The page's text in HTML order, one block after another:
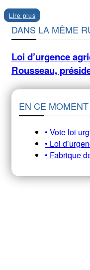
Lire plus
DANS LA MÊME
Loi d’urgence
Rousseau,
EN CE MOMENT
• Vote loi
• Loi
• Fabrique